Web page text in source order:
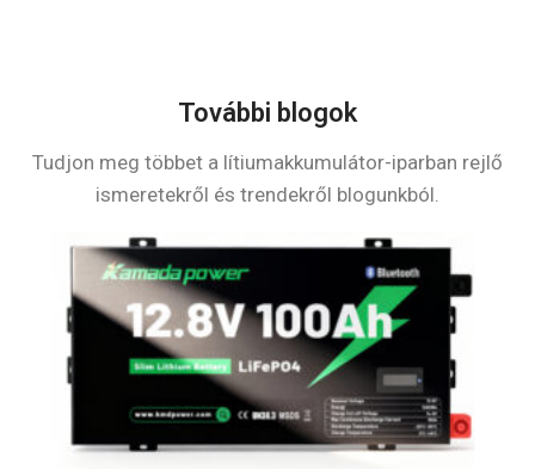
További blogok
Tudjon meg többet a lítiumakkumulátor-iparban rejlő
ismeretekről és trendekről blogunkból.